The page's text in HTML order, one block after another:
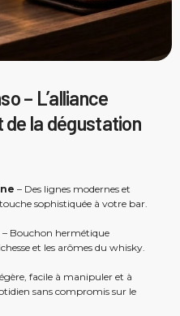
– L’alliance
la dégustation
– Des lignes modernes et
sophistiquée à votre bar.
– Bouchon hermétique
et les arômes du whisky.
facile à manipuler et à
sans compromis sur le